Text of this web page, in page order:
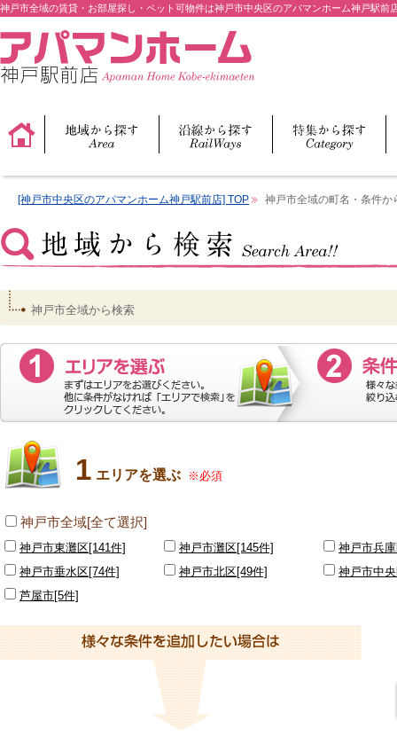
神戸市全域の賃貸・お部屋探し・ペット可物件は神戸市中央区のアパマンホーム神戸駅前
[神戸市中央区のアパマンホーム神戸駅前店] TOP 神戸市全域の町名・条件か
神戸市全域から検索
1 エリアを選ぶ ※必須
神戸市全域[全て選択]
神戸市東灘区[141件] 神戸市灘区[145件]
神戸市兵
神戸市垂水区[74件]
神戸市北区[49件]
神戸市中
芦屋市[5件]